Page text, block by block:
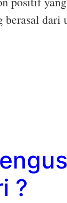
dari
?